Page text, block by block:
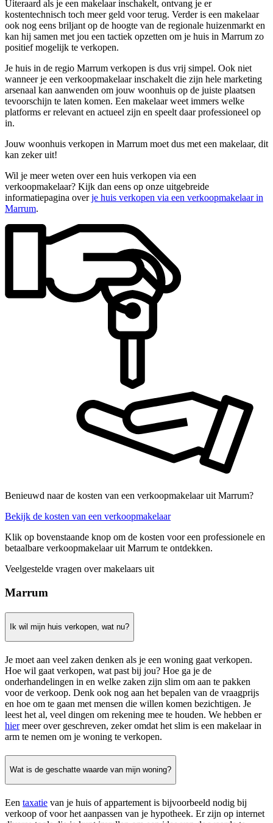
Uiteraard als je een makelaar inschakelt, ontvang je er
kostentechnisch toch meer geld voor terug. Verder is een makelaar
ook nog eens briljant op de hoogte van de regionale huizenmarkt en
kan hij samen met jou een tactiek opzetten om je huis in Marrum zo
positief mogelijk te verkopen.
Je huis in de regio Marrum verkopen is dus vrij simpel. Ook niet
wanneer je een verkoopmakelaar inschakelt die zijn hele marketing
arsenaal kan aanwenden om jouw woonhuis op de juiste plaatsen
tevoorschijn te laten komen. Een makelaar weet immers welke
platforms er relevant en actueel zijn en speelt daar professioneel op
in.
Jouw woonhuis verkopen in Marrum moet dus met een makelaar, dit
kan zeker uit!
Wil je meer weten over een huis verkopen via een
verkoopmakelaar? Kijk dan eens op onze uitgebreide
informatiepagina overje huis verkopen via een verkoopmakelaar in
Marrum.
Benieuwd naar de kosten van een verkoopmakelaar uit Marrum?
Bekijk de kosten van een verkoopmakelaar
Klik op bovenstaande knop om de kosten voor een professionele en
betaalbare verkoopmakelaar uit Marrum te ontdekken.
Veelgestelde vragen over makelaars uit
Marrum
Ik wil mijn huis verkopen, wat nu?
Je moet aan veel zaken denken als je een woning gaat verkopen.
Hoe wil gaat verkopen, wat past bij jou? Hoe ga je de
onderhandelingen in en welke zaken zijn slim om aan te pakken
voor de verkoop. Denk ook nog aan het bepalen van de vraagprijs
en hoe om te gaan met mensen die willen komen bezichtigen. Je
leest het al, veel dingen om rekening mee te houden. We hebben er
hiermeer over geschreven, zeker omdat het slim is een makelaar in
arm te nemen om je woning te verkopen.
Wat is de geschatte waarde van mijn woning?
Een taxatie van je huis of appartement is bijvoorbeeld nodig bij
verkoop of voor het aanpassen van je hypotheek. Er zijn op internet